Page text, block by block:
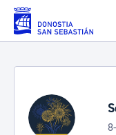
Saltar al contenido